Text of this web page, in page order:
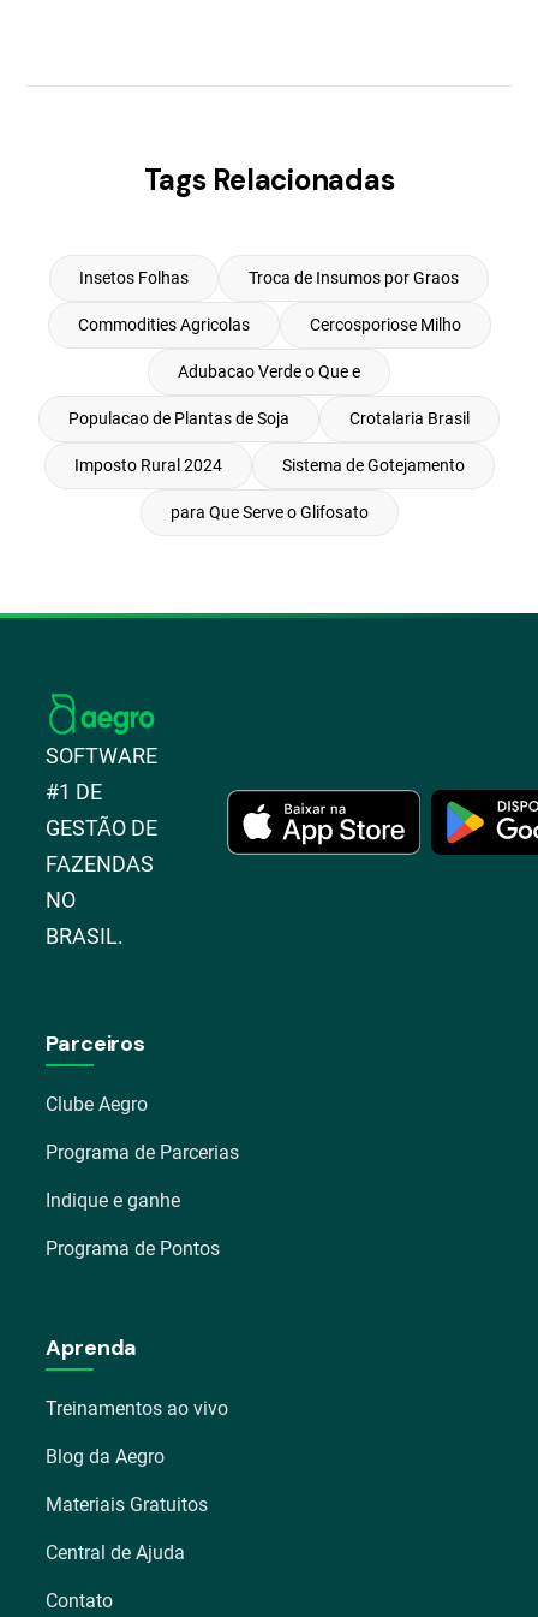
Tags Relacionadas
Insetos Folhas Troca de Insumos por Graos
Commodities Agricolas Cercosporiose Milho
Adubacao Verde o Que e
Populacao de Plantas de Soja Crotalaria Brasil
Imposto Rural 2024 Sistema de Gotejamento
para Que Serve o Glifosato
SOFTWARE
#1 DE
GESTÃO DE
FAZENDAS
NO
BRASIL.
Parceiros
Clube Aegro
Programa de Parcerias
Indique e ganhe
Programa de Pontos
Aprenda
Treinamentos ao vivo
Blog da Aegro
Materiais Gratuitos
Central de Ajuda
Contato